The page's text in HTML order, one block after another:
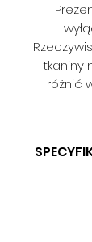
tkaniny
różnić